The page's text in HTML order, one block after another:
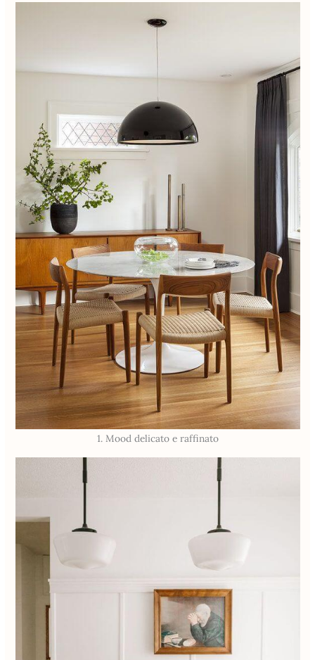
1. Mood delicato e raffinato